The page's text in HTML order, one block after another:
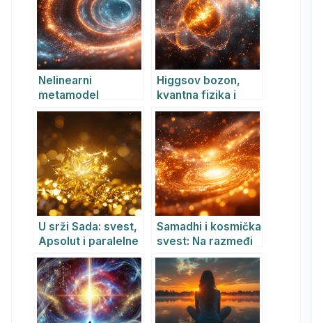
Nelinearni
metamodel
prostorno-
vremenske
perturbacije u
Samadhi svesti
Higgsov bozon,
kvantna fizika i
svest: kako
„božanska čestica”
otvara vrata
samadhi iskustvu
U srži Sada: svest,
Apsolut i paralelne
stvarnosti
Samadhi i kosmička
svest: Na razmeđi
drevne mudrosti i
savremene nauke